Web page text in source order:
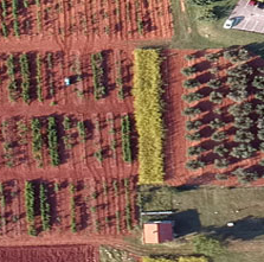
(JCR Q1,
plant protection
dust of farmworker
JCR Q1, IF 9.8).